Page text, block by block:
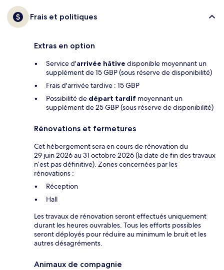
Frais et politiques
Extras en option
Service d'arrivée hâtive disponible moyennant un
supplément de 15 GBP (sous réserve de disponibilité)
Frais d'arrivée tardive : 15 GBP
Possibilité de départ tardif moyennant un
supplément de 25 GBP (sous réserve de disponibilité)
Rénovations et fermetures
Cet hébergement sera en cours de rénovation du
29 juin 2026 au 31 octobre 2026 (la date de fin des travaux
n’est pas définitive). Zones concernées par les
rénovations :
Réception
Hall
Les travaux de rénovation seront effectués uniquement
durant les heures ouvrables. Tous les efforts possibles
seront déployés pour réduire au minimum le bruit et les
autres désagréments.
Animaux de compagnie